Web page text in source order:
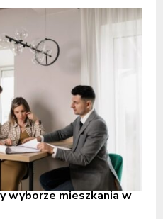
wyborze mieszkania w